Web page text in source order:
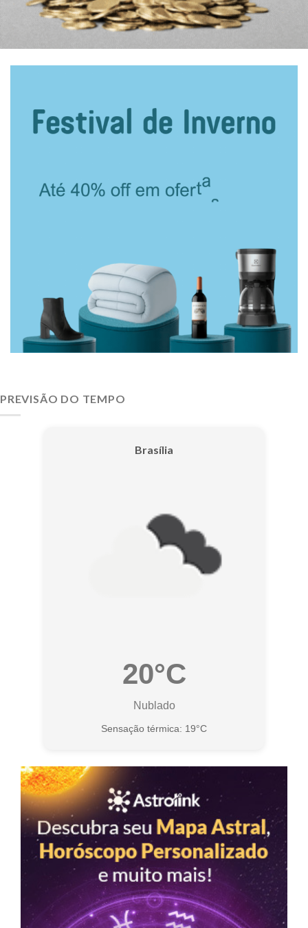
PREVISÃO DO TEMPO
Brasília
20°C
Nublado
Sensação térmica: 19°C